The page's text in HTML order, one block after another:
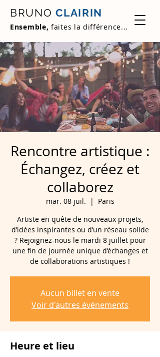
BRUNO CLAIRIN
Ensemble, faites la différence...
Rencontre artistique :
Échangez, créez et
collaborez
mar. 08 juil.
  |
Paris
Artiste en quête de nouveaux projets,
d’idées inspirantes ou d’un réseau solide
? Rejoignez-nous le mardi 8 juillet pour
une fin de journée unique d’échanges et
de collaborations artistiques !
Aucun billet en vente
Voir d'autres événements
Heure et lieu